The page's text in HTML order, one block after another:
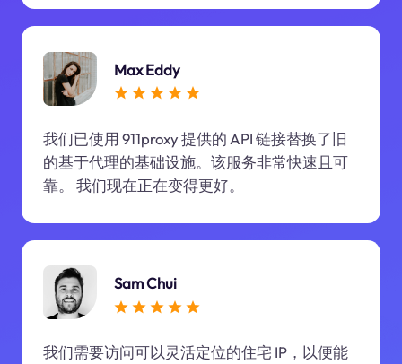
Max Eddy
我们已使用 911proxy 提供的 API 链接替换了旧
的基于代理的基础设施。该服务非常快速且可
靠。 我们现在正在变得更好。
Sam Chui
我们需要访问可以灵活定位的住宅 IP，以便能